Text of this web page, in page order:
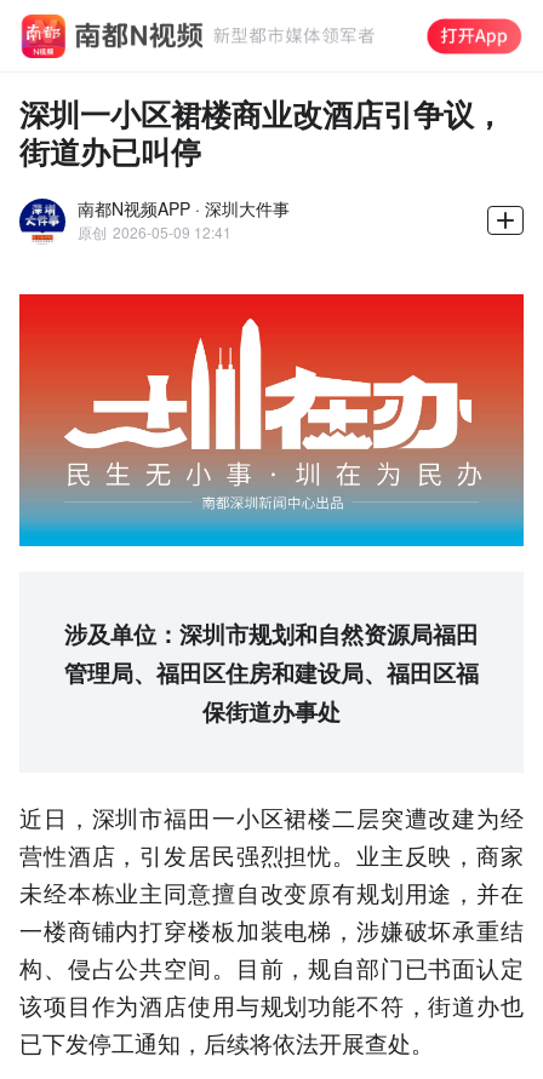
深圳一小区裙楼商业改酒店引争议，
街道办已叫停
南都N视频APP · 深圳大件事
原创 2026-05-09 12:41
涉及单位：深圳市规划和自然资源局福田
管理局、福田区住房和建设局、福田区福
保街道办事处
近日，深圳市福田一小区裙楼二层突遭改建为经
营性酒店，引发居民强烈担忧。业主反映，商家
未经本栋业主同意擅自改变原有规划用途，并在
一楼商铺内打穿楼板加装电梯，涉嫌破坏承重结
构、侵占公共空间。目前，规自部门已书面认定
该项目作为酒店使用与规划功能不符，街道办也
已下发停工通知，后续将依法开展查处。